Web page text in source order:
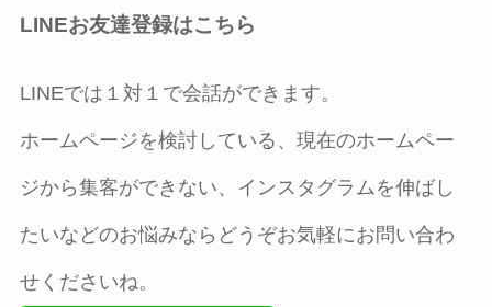
LINEお友達登録はこちら
LINEでは１対１で会話ができます。
ホームページを検討している、現在のホームペー
ジから集客ができない、インスタグラムを伸ばし
たいなどのお悩みならどうぞお気軽にお問い合わ
せくださいね。